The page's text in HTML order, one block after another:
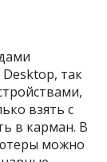
так
взять с
в карман. В
можно